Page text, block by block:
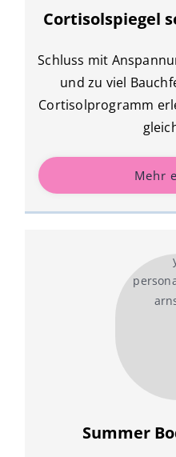
Cortisolspiegel
Schluss mit
und zu viel
Cortisolprogramm
Mehr
Summer